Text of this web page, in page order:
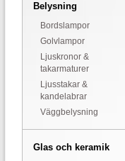
Belysning
Bordslampor
Golvlampor
Ljuskronor &
takarmaturer
Ljusstakar &
kandelabrar
Väggbelysning
Glas och keramik